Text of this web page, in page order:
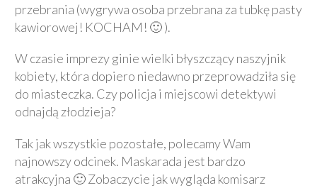
przebrania (wygrywa osoba przebrana za tubkę pasty
kawiorowej! KOCHAM! 🙂 ).
W czasie imprezy ginie wielki błyszczący naszyjnik
kobiety, która dopiero niedawno przeprowadziła się
do miasteczka. Czy policja i miejscowi detektywi
odnajdą złodzieja?
Tak jak wszystkie pozostałe, polecamy Wam
najnowszy odcinek. Maskarada jest bardzo
atrakcyjna 🙂 Zobaczycie jak wygląda komisarz